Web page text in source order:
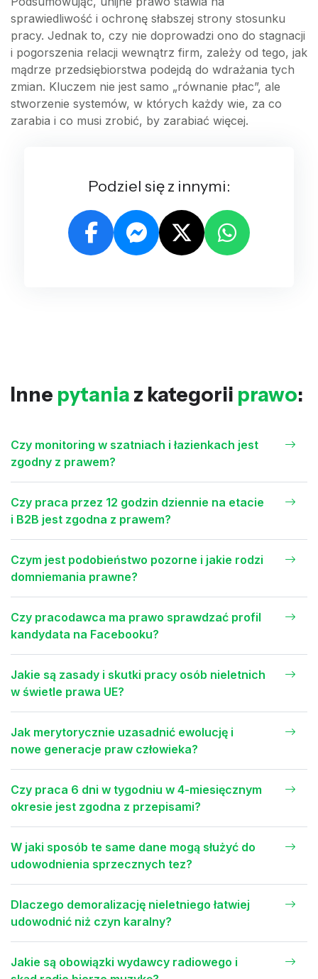
sprawiedliwość i ochronę słabszej strony stosunku
pracy. Jednak to, czy nie doprowadzi ono do stagnacji
i pogorszenia relacji wewnątrz firm, zależy od tego, jak
mądrze przedsiębiorstwa podejdą do wdrażania tych
zmian. Kluczem nie jest samo „równanie płac”, ale
stworzenie systemów, w których każdy wie, za co
zarabia i co musi zrobić, by zarabiać więcej.
Podziel się z innymi:
Inne pytania z kategorii prawo:
Czy monitoring w szatniach i łazienkach jest
zgodny z prawem?
Czy praca przez 12 godzin dziennie na etacie
i B2B jest zgodna z prawem?
Czym jest podobieństwo pozorne i jakie rodzi
domniemania prawne?
Czy pracodawca ma prawo sprawdzać profil
kandydata na Facebooku?
Jakie są zasady i skutki pracy osób nieletnich
w świetle prawa UE?
Jak merytorycznie uzasadnić ewolucję i
nowe generacje praw człowieka?
Czy praca 6 dni w tygodniu w 4-miesięcznym
okresie jest zgodna z przepisami?
W jaki sposób te same dane mogą służyć do
udowodnienia sprzecznych tez?
Dlaczego demoralizację nieletniego łatwiej
udowodnić niż czyn karalny?
Jakie są obowiązki wydawcy radiowego i